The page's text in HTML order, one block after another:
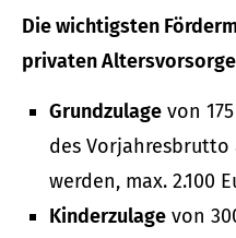
Die wichtigsten
privaten Alters­vorsorge
Grundzulage von
des
werden, max. 2.100
Kinderzulage von